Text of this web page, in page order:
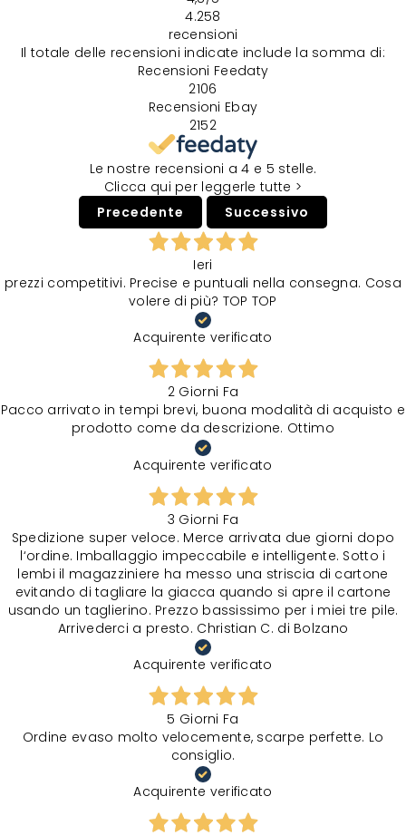
4.258
recensioni
Il totale delle recensioni indicate include la somma di:
Recensioni Feedaty
2106
Recensioni Ebay
2152
Le nostre recensioni a 4 e 5 stelle.
Clicca qui per leggerle tutte >
Precedente
Successivo
Ieri
prezzi competitivi. Precise e puntuali nella consegna. Cosa
volere di più? TOP TOP
Acquirente verificato
2 Giorni Fa
Pacco arrivato in tempi brevi, buona modalità di acquisto e
prodotto come da descrizione. Ottimo
Acquirente verificato
3 Giorni Fa
Spedizione super veloce. Merce arrivata due giorni dopo
l‘ordine. Imballaggio impeccabile e intelligente. Sotto i
lembi il magazziniere ha messo una striscia di cartone
evitando di tagliare la giacca quando si apre il cartone
usando un taglierino. Prezzo bassissimo per i miei tre pile.
Arrivederci a presto. Christian C. di Bolzano
Acquirente verificato
5 Giorni Fa
Ordine evaso molto velocemente, scarpe perfette. Lo
consiglio.
Acquirente verificato